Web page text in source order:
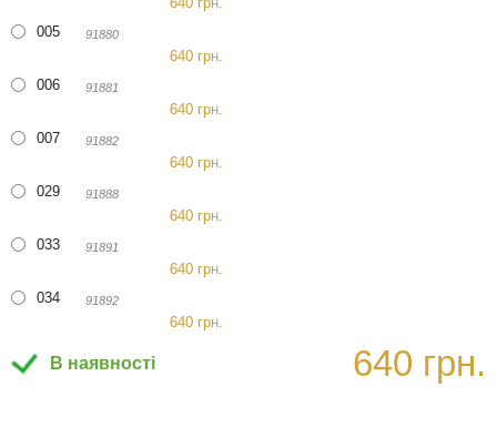
005
91880
640 грн.
006
91881
640 грн.
007
91882
640 грн.
029
91888
640 грн.
033
91891
640 грн.
034
91892
640 грн.
В наявності 640 грн.